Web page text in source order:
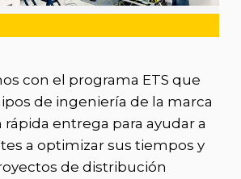
con el programa ETS que
de ingeniería de la marca
entrega para ayudar a
a optimizar sus tiempos y
de distribución